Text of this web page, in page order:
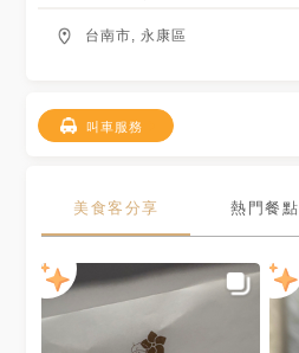
台南市, 永康區
叫車服務
美食客分享 熱門餐點